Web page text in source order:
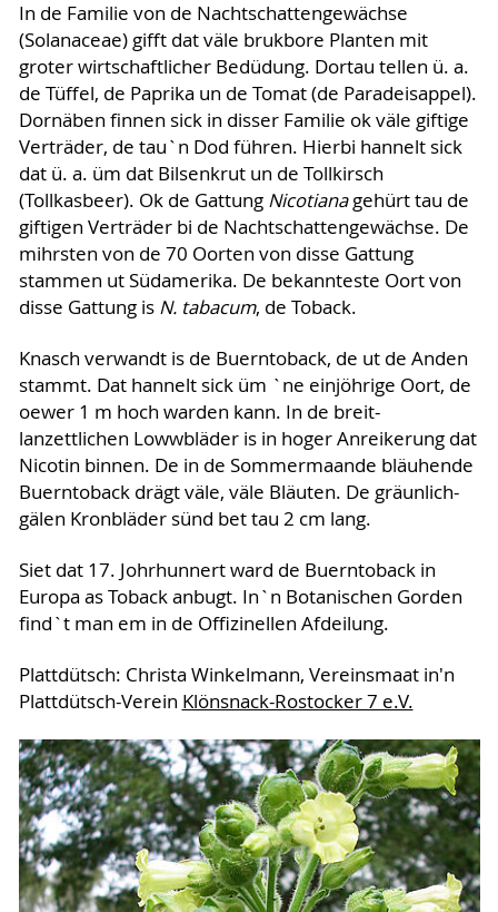
In de Familie von de Nachtschattengewächse
(Solanaceae) gifft dat väle brukbore Planten mit
groter wirtschaftlicher Bedüdung. Dortau tellen ü. a.
de Tüffel, de Paprika un de Tomat (de Paradeisappel).
Dornäben finnen sick in disser Familie ok väle giftige
Verträder, de tau`n Dod führen. Hierbi hannelt sick
dat ü. a. üm dat Bilsenkrut un de Tollkirsch
(Tollkasbeer). Ok de Gattung Nicotianagehürt tau de
giftigen Verträder bi de Nachtschattengewächse. De
mihrsten von de 70 Oorten von disse Gattung
stammen ut Südamerika. De bekannteste Oort von
disse Gattung is N. tabacum, de Toback.
Knasch verwandt is de Buerntoback, de ut de Anden
stammt. Dat hannelt sick üm `ne einjöhrige Oort, de
oewer 1 m hoch warden kann. In de breit-
lanzettlichen Lowwbläder is in hoger Anreikerung dat
Nicotin binnen. De in de Sommermaande bläuhende
Buerntoback drägt väle, väle Bläuten. De gräunlich-
gälen Kronbläder sünd bet tau 2 cm lang.
Siet dat 17. Johrhunnert ward de Buerntoback in
Europa as Toback anbugt. In`n Botanischen Gorden
find`t man em in de Offizinellen Afdeilung.
Plattdütsch: Christa Winkelmann, Vereinsmaat in'n
Plattdütsch-Verein Klönsnack-Rostocker 7 e.V.